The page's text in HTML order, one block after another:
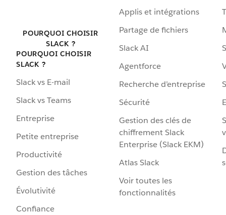
POURQUOI CHOISIR
SLACK ?
POURQUOI CHOISIR
SLACK ?
Slack vs E-mail
Slack vs Teams
Entreprise
Petite entreprise
Productivité
Gestion des tâches
Évolutivité
Confiance
Applis et intégrations
Partage de fichiers
Slack AI
Agentforce
Recherche d’entreprise
Sécurité
Gestion des clés de
chiffrement Slack
Enterprise (Slack EKM)
Atlas Slack
Voir toutes les
fonctionnalités